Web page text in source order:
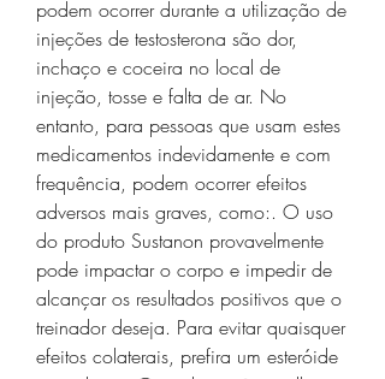
podem ocorrer durante a utilização de
injeções de testosterona são dor,
inchaço e coceira no local de
injeção, tosse e falta de ar. No
entanto, para pessoas que usam estes
medicamentos indevidamente e com
frequência, podem ocorrer efeitos
adversos mais graves, como:. O uso
do produto Sustanon provavelmente
pode impactar o corpo e impedir de
alcançar os resultados positivos que o
treinador deseja. Para evitar quaisquer
efeitos colaterais, prefira um esteróide